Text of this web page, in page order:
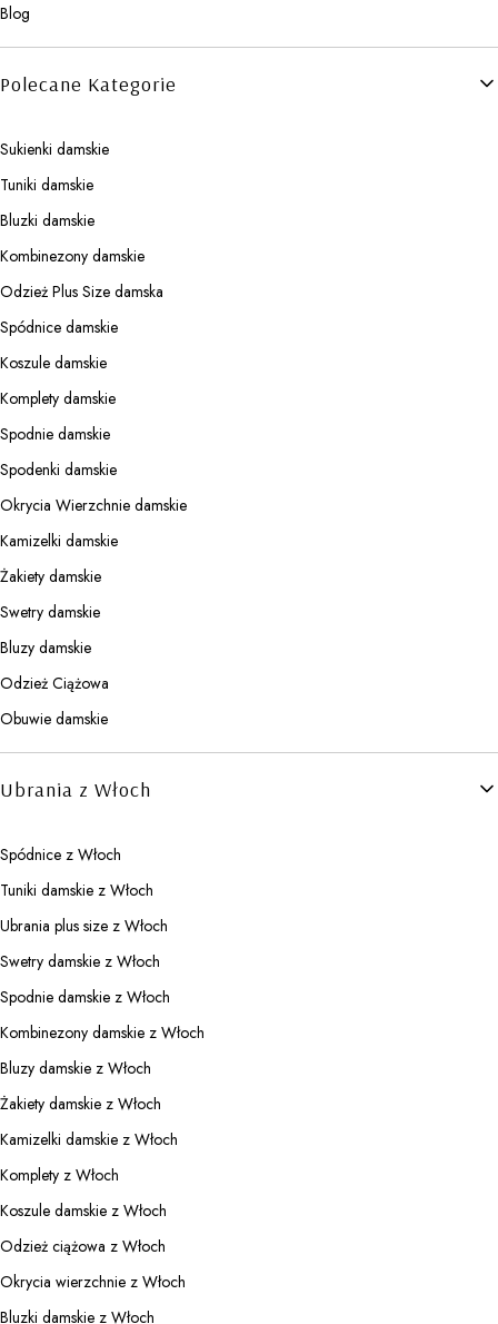
Blog
Polecane Kategorie
Sukienki damskie
Tuniki damskie
Bluzki damskie
Kombinezony damskie
Odzież Plus Size damska
Spódnice damskie
Koszule damskie
Komplety damskie
Spodnie damskie
Spodenki damskie
Okrycia Wierzchnie damskie
Kamizelki damskie
Żakiety damskie
Swetry damskie
Bluzy damskie
Odzież Ciążowa
Obuwie damskie
Ubrania z Włoch
Spódnice z Włoch
Tuniki damskie z Włoch
Ubrania plus size z Włoch
Swetry damskie z Włoch
Spodnie damskie z Włoch
Kombinezony damskie z Włoch
Bluzy damskie z Włoch
Żakiety damskie z Włoch
Kamizelki damskie z Włoch
Komplety z Włoch
Koszule damskie z Włoch
Odzież ciążowa z Włoch
Okrycia wierzchnie z Włoch
Bluzki damskie z Włoch